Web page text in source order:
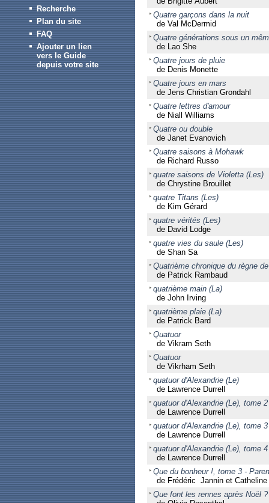
Recherche
Plan du site
FAQ
Ajouter un lien
vers le Guide
depuis votre site
Quatre garçons dans la nuit
de Val McDermid
Quatre générations sous un
de Lao She
Quatre jours de pluie
de Denis Monette
Quatre jours en mars
de Jens Christian Grondahl
Quatre lettres d'amour
de Niall Williams
Quatre ou double
de Janet Evanovich
Quatre saisons à Mohawk
de Richard Russo
quatre saisons de Violetta (Les)
de Chrystine Brouillet
quatre Titans (Les)
de Kim Gérard
quatre vérités (Les)
de David Lodge
quatre vies du saule (Les)
de Shan Sa
Quatrième chronique du règne
de Patrick Rambaud
quatrième main (La)
de John Irving
quatrième plaie (La)
de Patrick Bard
Quatuor
de Vikram Seth
Quatuor
de Vikrham Seth
quatuor d'Alexandrie (Le)
de Lawrence Durrell
quatuor d'Alexandrie (Le), tome
de Lawrence Durrell
quatuor d'Alexandrie (Le), tome
de Lawrence Durrell
quatuor d'Alexandrie (Le), tome
de Lawrence Durrell
Que du bonheur !, tome 3 -
de Frédéric Jannin et Catheline
Que font les rennes après Noël ?